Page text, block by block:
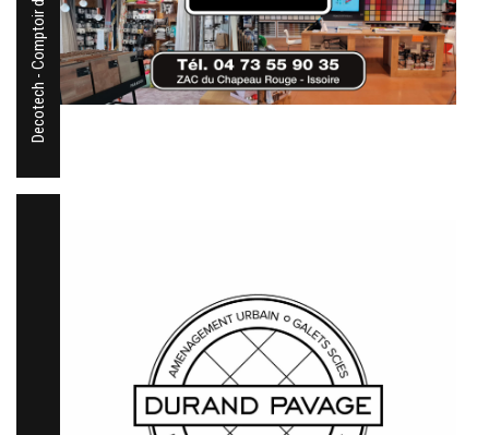
Decotech - Comptoir de l'Ours